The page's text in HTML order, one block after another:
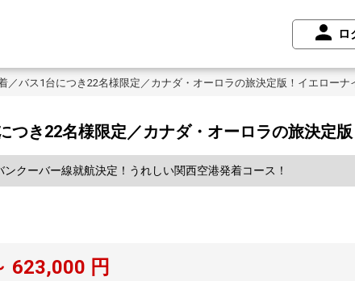
ロ
／バス1台につき22名様限定／カナダ・オーロラの旅決定版！イエローナ
つき22名様限定／カナダ・オーロラの旅決定
ンクーバー線就航決定！うれしい関西空港発着コース！
623,000 円